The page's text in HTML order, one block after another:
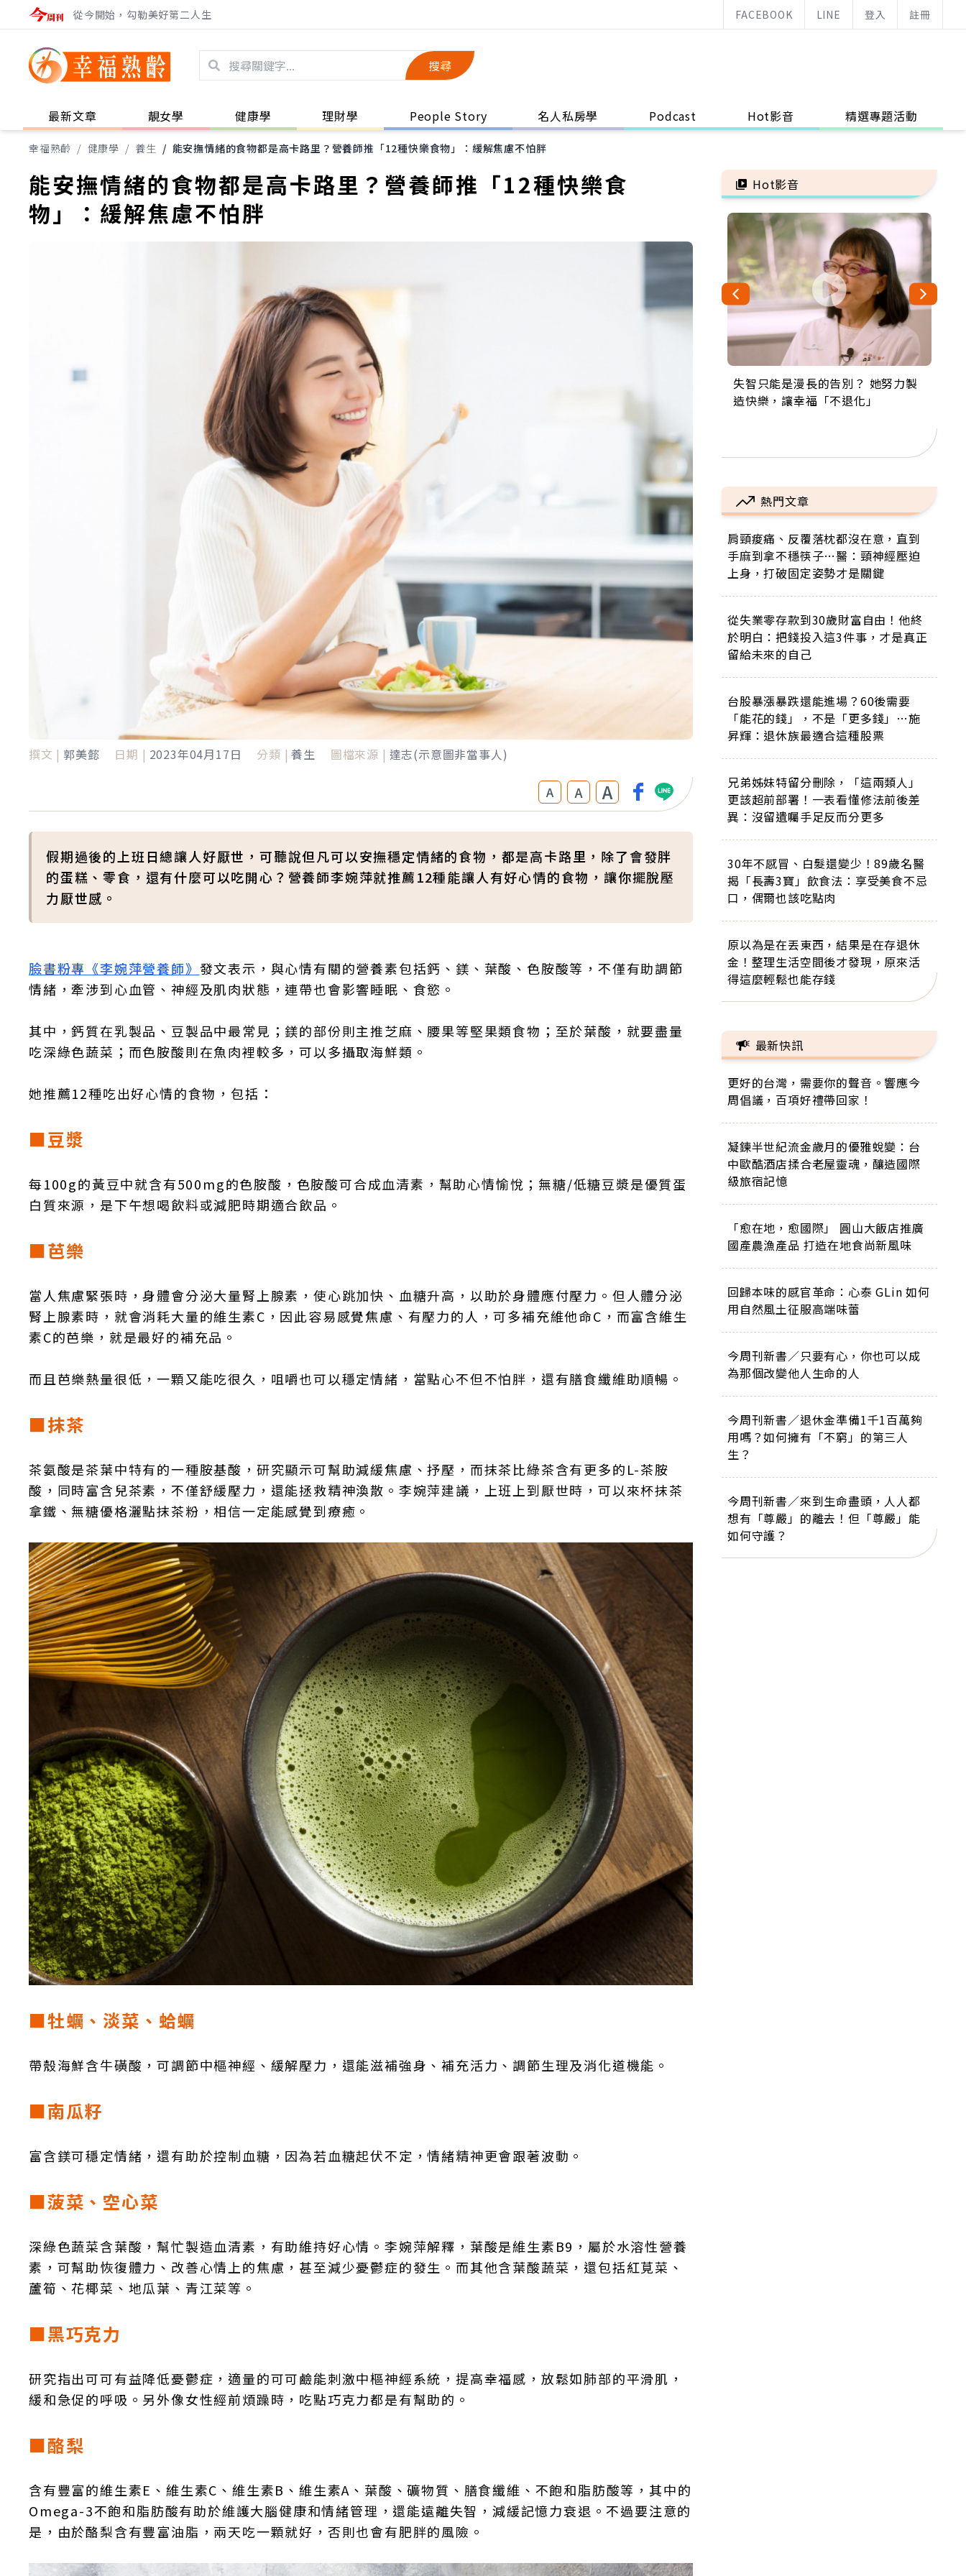
從今開始，勾勒美好第二人生 FACEBOOK LINE 登入 註冊
搜尋
最新文章 靚女學 健康學 理財學 People Story 名人私房學 Podcast Hot影音 精選專題活動
幸福熟齡 / 健康學 / 養生 / 能安撫情緒的食物都是高卡路里？營養師推「12種快樂食物」：緩解焦慮不怕胖
能安撫情緒的食物都是高卡路里？營養師推「12種快樂食
物」：緩解焦慮不怕胖
撰文 | 郭美懿 日期 | 2023年04月17日 分類 | 養生 圖檔來源 | 達志(示意圖非當事人)
A A A
假期過後的上班日總讓人好厭世，可聽說但凡可以安撫穩定情緒的食物，都是高卡路里，除了會發胖
的蛋糕、零食，還有什麼可以吃開心？營養師李婉萍就推薦12種能讓人有好心情的食物，讓你擺脫壓
力厭世感。
臉書粉專《李婉萍營養師》 發文表示，與心情有關的營養素包括鈣、鎂、葉酸、色胺酸等，不僅有助調節
情緒，牽涉到心血管、神經及肌肉狀態，連帶也會影響睡眠、食慾。
其中，鈣質在乳製品、豆製品中最常見；鎂的部份則主推芝麻、腰果等堅果類食物；至於葉酸，就要盡量
吃深綠色蔬菜；而色胺酸則在魚肉裡較多，可以多攝取海鮮類。
她推薦12種吃出好心情的食物，包括：
■豆漿
每100g的黃豆中就含有500mg的色胺酸，色胺酸可合成血清素，幫助心情愉悅；無糖/低糖豆漿是優質蛋
白質來源，是下午想喝飲料或減肥時期適合飲品。
■芭樂
當人焦慮緊張時，身體會分泌大量腎上腺素，使心跳加快、血糖升高，以助於身體應付壓力。但人體分泌
腎上腺素時，就會消耗大量的維生素C，因此容易感覺焦慮、有壓力的人，可多補充維他命C，而富含維生
素C的芭樂，就是最好的補充品。
而且芭樂熱量很低，一顆又能吃很久，咀嚼也可以穩定情緒，當點心不但不怕胖，還有膳食纖維助順暢。
■抹茶
茶氨酸是茶葉中特有的一種胺基酸，研究顯示可幫助減緩焦慮、抒壓，而抹茶比綠茶含有更多的L-茶胺
酸，同時富含兒茶素，不僅舒緩壓力，還能拯救精神渙散。李婉萍建議，上班上到厭世時，可以來杯抹茶
拿鐵、無糖優格灑點抹茶粉，相信一定能感覺到療癒。
■牡蠣、淡菜、蛤蠣
帶殼海鮮含牛磺酸，可調節中樞神經、緩解壓力，還能滋補強身、補充活力、調節生理及消化道機能。
■南瓜籽
富含鎂可穩定情緒，還有助於控制血糖，因為若血糖起伏不定，情緒精神更會跟著波動。
■菠菜、空心菜
深綠色蔬菜含葉酸，幫忙製造血清素，有助維持好心情。李婉萍解釋，葉酸是維生素B9，屬於水溶性營養
素，可幫助恢復體力、改善心情上的焦慮，甚至減少憂鬱症的發生。而其他含葉酸蔬菜，還包括紅莧菜、
蘆筍、花椰菜、地瓜葉、青江菜等。
■黑巧克力
研究指出可可有益降低憂鬱症，適量的可可鹼能刺激中樞神經系統，提高幸福感，放鬆如肺部的平滑肌，
緩和急促的呼吸。另外像女性經前煩躁時，吃點巧克力都是有幫助的。
■酪梨
含有豐富的維生素E、維生素C、維生素B、維生素A、葉酸、礦物質、膳食纖維、不飽和脂肪酸等，其中的
Omega-3不飽和脂肪酸有助於維護大腦健康和情緒管理，還能遠離失智，減緩記憶力衰退。不過要注意的
是，由於酪梨含有豐富油脂，兩天吃一顆就好，否則也會有肥胖的風險。
Hot影音
失智只能是漫長的告別？ 她努力製
造快樂，讓幸福「不退化」
來自剛果的巧克力神父 為台灣奉獻
36年 「台灣是我的家，我連作夢都
63歲卸矽谷副總、搬回台灣找快
樂！「蛋黃哥小丑」走進安養院，
104歲打破金氏世界紀錄 成為全球
最年長羽球選手，分享長壽的秘密
事業巔峰他選擇追夢…黑手阿伯拉
小提琴還登上小巨蛋！連CNN都大
熱門文章
肩頸痠痛、反覆落枕都沒在意，直到
手麻到拿不穩筷子…醫：頸神經壓迫
上身，打破固定姿勢才是關鍵
從失業零存款到30歲財富自由！他終
於明白：把錢投入這3件事，才是真正
留給未來的自己
台股暴漲暴跌還能進場？60後需要
「能花的錢」，不是「更多錢」…施
昇輝：退休族最適合這種股票
兄弟姊妹特留分刪除，「這兩類人」
更該超前部署！一表看懂修法前後差
異：沒留遺囑手足反而分更多
30年不感冒、白髮還變少！89歲名醫
揭「長壽3寶」飲食法：享受美食不忌
口，偶爾也該吃點肉
原以為是在丟東西，結果是在存退休
金！整理生活空間後才發現，原來活
得這麼輕鬆也能存錢
最新快訊
更好的台灣，需要你的聲音。響應今
周倡議，百項好禮帶回家！
凝鍊半世紀流金歲月的優雅蛻變：台
中歐酷酒店揉合老屋靈魂，釀造國際
級旅宿記憶
「愈在地，愈國際」 圓山大飯店推廣
國產農漁產品 打造在地食尚新風味
回歸本味的感官革命：心泰 GLin 如何
用自然風土征服高端味蕾
今周刊新書／只要有心，你也可以成
為那個改變他人生命的人
今周刊新書／退休金準備1千1百萬夠
用嗎？如何擁有「不窮」的第三人
生？
今周刊新書／來到生命盡頭，人人都
想有「尊嚴」的離去！但「尊嚴」能
如何守護？